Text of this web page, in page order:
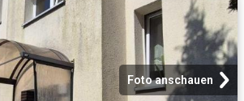
Foto anschauen